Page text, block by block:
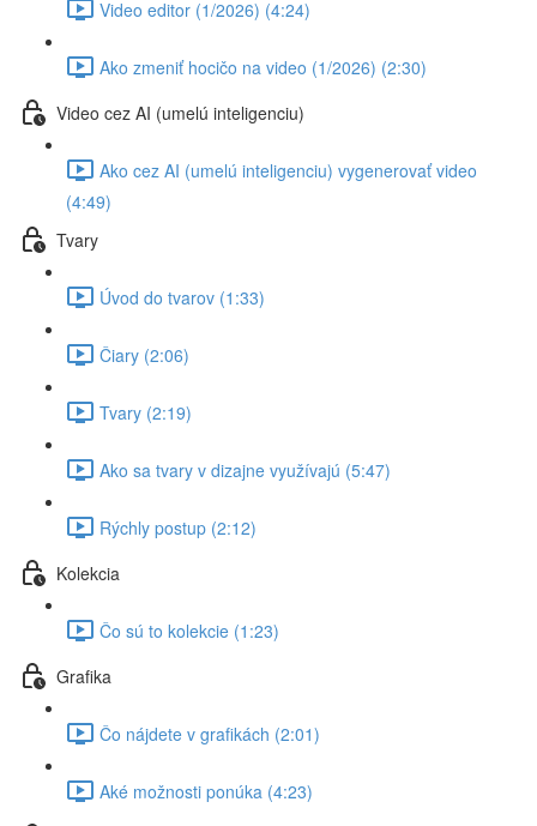
Video editor (1/2026) (4:24)
Ako zmeniť hocičo na video (1/2026) (2:30)
Video cez AI (umelú inteligenciu)
Ako cez AI (umelú inteligenciu) vygenerovať video
(4:49)
Tvary
Úvod do tvarov (1:33)
Čiary (2:06)
Tvary (2:19)
Ako sa tvary v dizajne využívajú (5:47)
Rýchly postup (2:12)
Kolekcia
Čo sú to kolekcie (1:23)
Grafika
Čo nájdete v grafikách (2:01)
Aké možnosti ponúka (4:23)